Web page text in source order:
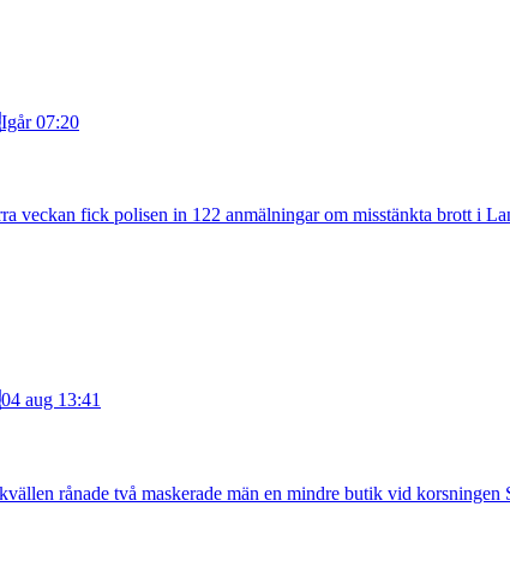
Igår 07:20
fick polisen in 122 anmälningar om misstänkta brott i
04 aug 13:41
rånade två maskerade män en mindre butik vid korsningen